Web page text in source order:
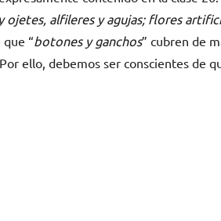
ojetes, alfileres y agujas; flores
“botones y ganchos” cubren de
ello, debemos ser conscientes de